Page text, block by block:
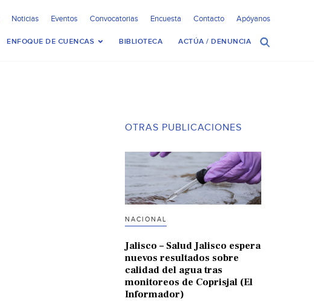
Noticias Eventos Convocatorias Encuesta Contacto Apóyanos
ENFOQUE DE CUENCAS BIBLIOTECA ACTÚA / DENUNCIA
OTRAS PUBLICACIONES
NACIONAL
Jalisco – Salud Jalisco espera
nuevos resultados sobre
calidad del agua tras
monitoreos de Coprisjal (El
Informador)